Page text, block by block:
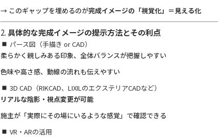
→ このギャップを埋めるのが完成イメージの「視覚化」＝見える化
2. 具体的な完成イメージの提示方法とその利点
パース図（手描き or CAD）
柔らかく親しみある印象、全体バランスが把握しやすい
色味や高さ感、動線の流れも伝えやすい
3D CAD（RIKCAD、LIXILのエクステリアCADなど）
リアルな陰影・視点変更が可能
施主が「実際にその場にいるような感覚」で確認できる
VR・ARの活用